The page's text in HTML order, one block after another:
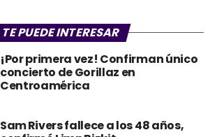
TE PUEDE INTERESAR
¡Por primera vez! Confirman único
concierto de Gorillaz en
Centroamérica
Sam Rivers fallece a los 48 años,